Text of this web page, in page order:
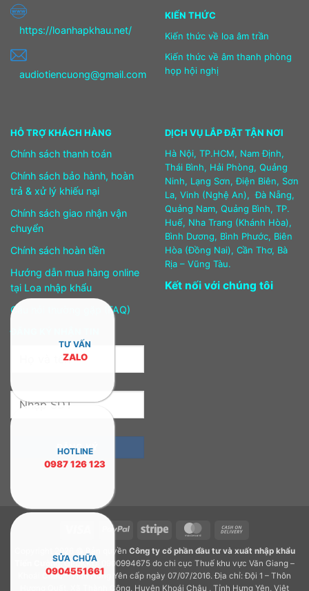
https://loanhapkhau.net/
audiotiencuong@gmail.com
KIẾN THỨC
Kiến thức về loa âm trần
Kiến thức về âm thanh phòng
họp hội nghị
HỖ TRỢ KHÁCH HÀNG
Chính sách thanh toán
Chính sách bảo hành, hoàn
trả & xử lý khiếu nại
Chính sách giao nhận vận
chuyển
Chính sách hoàn tiền
Hướng dẫn mua hàng online
tại Loa nhập khẩu
Câu hỏi thường gặp (FAQ)
DỊCH VỤ LẮP ĐẶT TẬN NƠI
Hà Nội, TP.HCM, Nam Định,
Thái Bình, Hải Phòng, Quảng
Ninh, Lạng Sơn, Điện Biên, Sơn
La, Vinh (Nghệ An), Đà Nẵng,
Quảng Nam, Quảng Bình, TP.
Huế, Nha Trang (Khánh Hòa),
Bình Dương, Bình Phước, Biên
Hòa (Đồng Nai), Cần Thơ, Bà
Rịa – Vũng Tàu.
Kết nối với chúng tôi
PayPal Stripe MasterCard
Delivery
Copyright 2026 © Bản quyền Công ty cổ phần đầu tư và xuất nhập khẩu
Tiến Cường.GPDKKD: 0900994675 do chi cục Thuế khu vực Văn Giang –
Khoái Châu – Tỉnh Hưng Yên cấp ngày 07/07/2016. Địa chỉ: Đội 1 – Thôn
Hương Quất, Xã Thành Công, Huyện Khoái Châu , Tỉnh Hưng Yên, Việt
TƯ VẤN
ZALO
HOTLINE
0987 126 123
SỬA CHỮA
0904551661